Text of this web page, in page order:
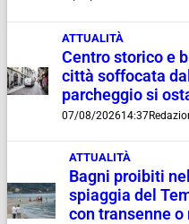
ATTUALITÀ
Centro storico e
città soffocata
parcheggio si
07/08/202614:37
ATTUALITÀ
Bagni proibiti
spiaggia del
con transenne o